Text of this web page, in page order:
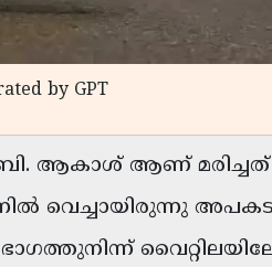
by GPT
ബി. ആകാശ് ആണ് മരിച്ചത്
വെച്ചായിരുന്നു